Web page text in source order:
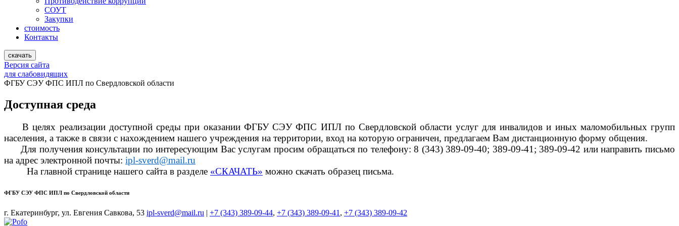
СОУТ
Закупки
стоимость
Контакты
скачать
Версия сайта
для слабовидящих
ФГБУ СЭУ ФПС ИПЛ по Свердловской области
Доступная среда
В целях реализации доступной среды при оказании ФГБУ СЭУ ФПС ИПЛ по Свердловской области услуг для инвалидов и иных маломобильных групп
населения, а также в связи с нахождением нашего учреждения на территории, вход на которую ограничен, предлагаем Вам дистанционную форму общения.
Для получения консультации по интересующим Вас услугам просим обращаться по телефону: 8 (343) 389-09-40; 389-09-41; 389-09-42 или направить письмо
на адрес электронной почты: ipl-sverd@mail.ru
На главной странице нашего сайта в разделе «СКАЧАТЬ» можно скачать образец письма.
ФГБУ СЭУ ФПС ИПЛ по Свердловской области
г. Екатеринбург, ул. Евгения Савкова, 53 ipl-sverd@mail.ru | +7 (343) 389-09-44, +7 (343) 389-09-41 , +7 (343) 389-09-42